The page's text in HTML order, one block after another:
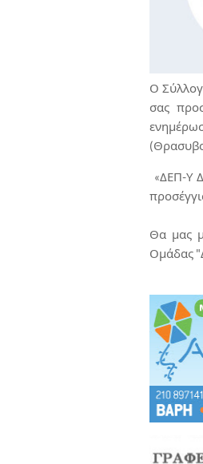
Ο
σας
«ΔΕΠ-Υ
Θα μας
Ομάδας